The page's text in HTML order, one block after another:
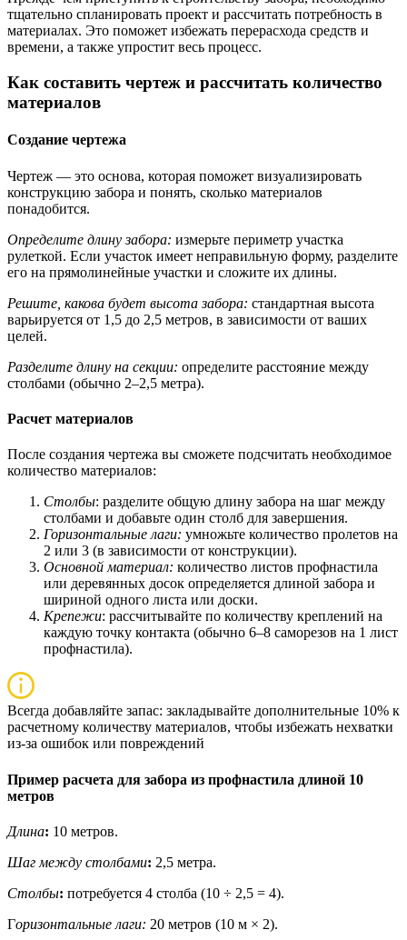
тщательно спланировать проект и рассчитать потребность в
материалах. Это поможет избежать перерасхода средств и
времени, а также упростит весь процесс.
Как составить чертеж и рассчитать количество
материалов
Создание чертежа
Чертеж — это основа, которая поможет визуализировать
конструкцию забора и понять, сколько материалов
понадобится.
Определите длину забора: измерьте периметр участка
рулеткой. Если участок имеет неправильную форму, разделите
его на прямолинейные участки и сложите их длины.
Решите, какова будет высота забора: стандартная высота
варьируется от 1,5 до 2,5 метров, в зависимости от ваших
целей.
Разделите длину на секции: определите расстояние между
столбами (обычно 2–2,5 метра).
Расчет материалов
После создания чертежа вы сможете подсчитать необходимое
количество материалов:
Столбы: разделите общую длину забора на шаг между
столбами и добавьте один столб для завершения.
Горизонтальные лаги: умножьте количество пролетов на
2 или 3 (в зависимости от конструкции).
Основной материал: количество листов профнастила
или деревянных досок определяется длиной забора и
шириной одного листа или доски.
Крепежи: рассчитывайте по количеству креплений на
каждую точку контакта (обычно 6–8 саморезов на 1 лист
профнастила).
Всегда добавляйте запас: закладывайте дополнительные 10% к
расчетному количеству материалов, чтобы избежать нехватки
из-за ошибок или повреждений
Пример расчета для забора из профнастила длиной 10
метров
Длина: 10 метров.
Шаг между столбами: 2,5 метра.
Столбы: потребуется 4 столба (10 ÷ 2,5 = 4).
Горизонтальные лаги: 20 метров (10 м × 2).